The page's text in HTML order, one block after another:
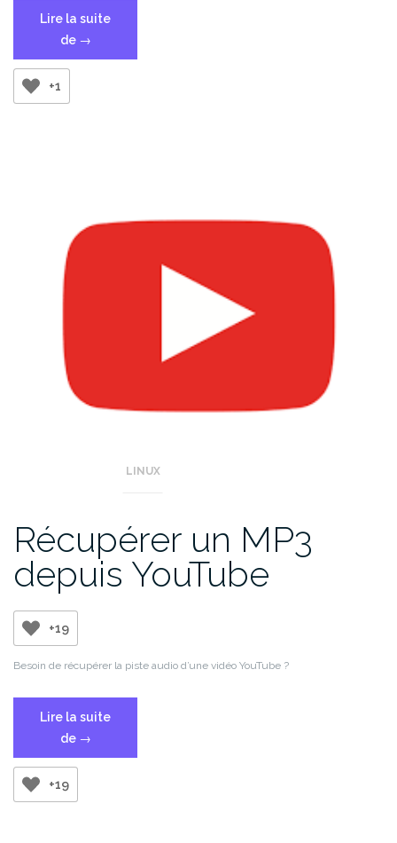
Lire la suite
de « [FFmpeg]
Convertir
→
+1
LINUX
Récupérer un MP3
depuis YouTube
+19
Besoin de récupérer la piste audio d’une vidéo YouTube ?
Lire la suite
de « Récupérer
un
depuis
→
+19